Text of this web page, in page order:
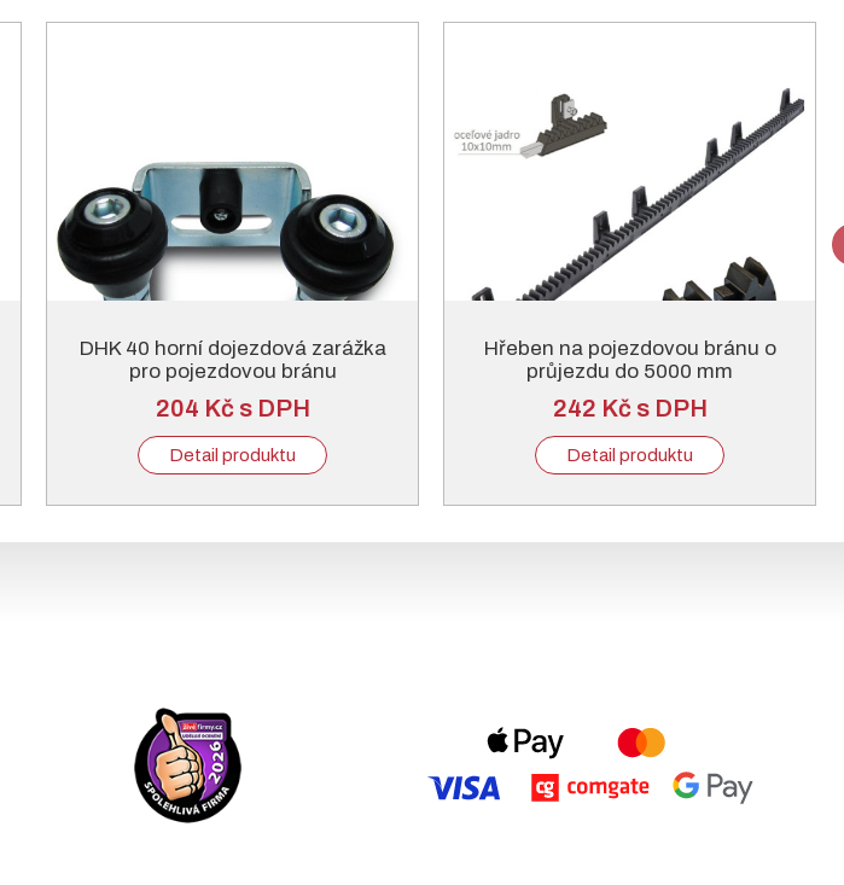
DHK 40 horní dojezdová zarážka
pro pojezdovou bránu
204 Kč s DPH
Detail produktu
Hřeben na pojezdovou bránu o
průjezdu do 5000 mm
242 Kč s DPH
Detail produktu